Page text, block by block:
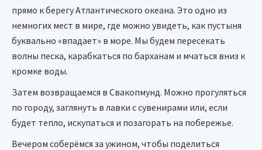
прямо к берегу Атлантического океана. Это одно из
немногих мест в мире, где можно увидеть, как пустыня
буквально «впадает» в море. Мы будем пересекать
волны песка, карабкаться по барханам и мчаться вниз к
кромке воды.
Затем возвращаемся в Свакопмунд. Можно прогуляться
по городу, заглянуть в лавки с сувенирами или, если
будет тепло, искупаться и позагорать на побережье.
Вечером соберёмся за ужином, чтобы поделиться